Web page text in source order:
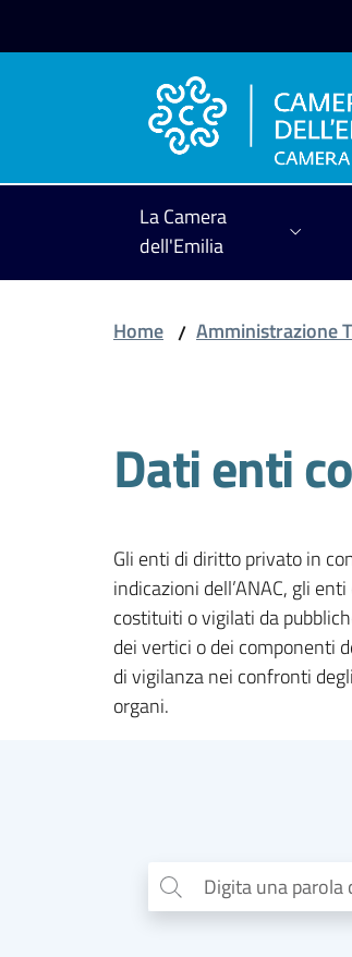
La Camera
dell'Emilia
Home / Amministrazione
Dati enti
Gli enti di diritto privato in
indicazioni dell’ANAC, gli
costituiti o vigilati da
dei vertici o dei componenti
di vigilanza nei confronti
organi.
Digita una